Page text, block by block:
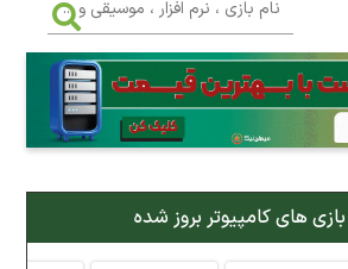
و اطلاعات ما را در کانال رسمی دانلود در
بازی
،
نرم
افزار
،
موسیقی
...
بازی های کامپیوتر بروز شده